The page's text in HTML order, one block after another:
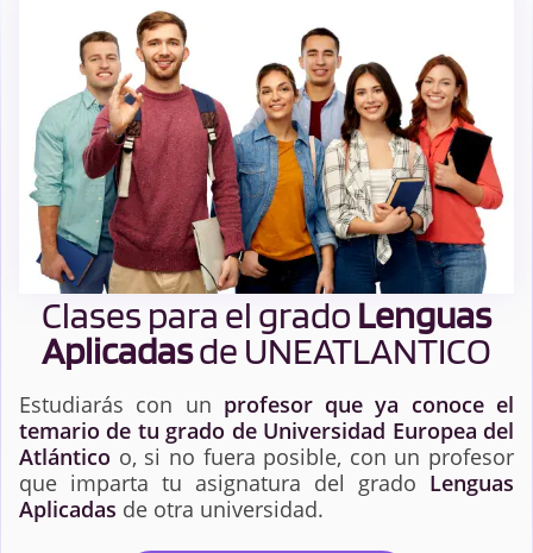
Clases para el grado Lenguas
Aplicadasde UNEATLANTICO
Estudiarás con un profesor que ya conoce el
temario de tu grado de Universidad Europea del
Atlántico o, si no fuera posible, con un profesor
que imparta tu asignatura del grado Lenguas
Aplicadas de otra universidad.